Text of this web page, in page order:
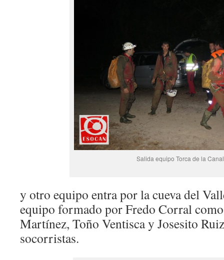
Salida equipo Torca de la Canal
y otro equipo entra por la cueva del
equipo formado por Fredo Corral
Martínez, Toño Ventisca y Josesito
socorristas.